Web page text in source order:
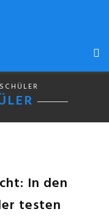
In den
testen